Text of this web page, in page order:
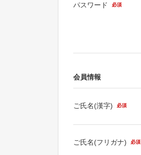
パスワード 必須
会員情報
ご氏名(漢字) 必須
ご氏名(フリガナ) 必須